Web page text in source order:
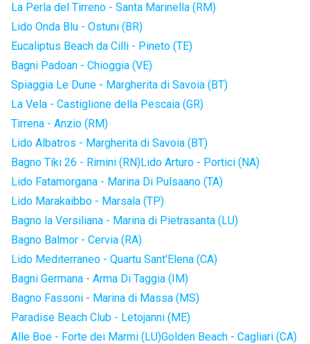
La Perla del Tirreno - Santa Marinella (RM)
Lido Onda Blu - Ostuni (BR)
Eucaliptus Beach da Cilli - Pineto (TE)
Bagni Padoan - Chioggia (VE)
Spiaggia Le Dune - Margherita di Savoia (BT)
La Vela - Castiglione della Pescaia (GR)
Tirrena - Anzio (RM)
Lido Albatros - Margherita di Savoia (BT)
Bagno Tiki 26 - Rimini (RN)Lido Arturo - Portici (NA)
Lido Fatamorgana - Marina Di Pulsaano (TA)
Lido Marakaibbo - Marsala (TP)
Bagno la Versiliana - Marina di Pietrasanta (LU)
Bagno Balmor - Cervia (RA)
Lido Mediterraneo - Quartu Sant'Elena (CA)
Bagni Germana - Arma Di Taggia (IM)
Bagno Fassoni - Marina di Massa (MS)
Paradise Beach Club - Letojanni (ME)
Alle Boe - Forte dei Marmi (LU)Golden Beach - Cagliari (CA)